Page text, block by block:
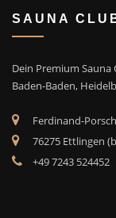
SAUNA
Dein Premium
Baden-Baden,
Ferdinand-
76275 Ettlingen
+49 7243 524452